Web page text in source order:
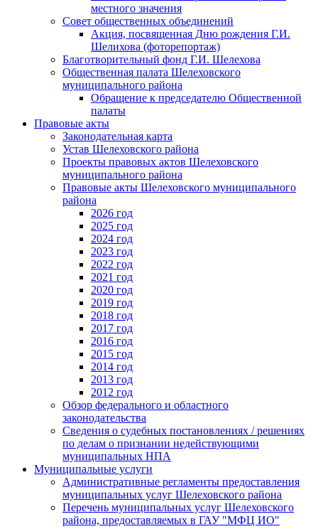
местного значения
Совет общественных объединений
Акция, посвященная Дню рождения Г.И.
Шелихова (фоторепортаж)
Благотворительный фонд Г.И. Шелехова
Общественная палата Шелеховского
муниципального района
Обращение к председателю Общественной
палаты
Правовые акты
Законодательная карта
Устав Шелеховского района
Проекты правовых актов Шелеховского
муниципального района
Правовые акты Шелеховского муниципального
района
2026 год
2025 год
2024 год
2023 год
2022 год
2021 год
2020 год
2019 год
2018 год
2017 год
2016 год
2015 год
2014 год
2013 год
2012 год
Обзор федерального и областного
законодательства
Сведения о судебных постановлениях / решениях
по делам о признании недействующими
муниципальных НПА
Муниципальные услуги
Административные регламенты предоставления
муниципальных услуг Шелеховского района
Перечень муниципальных услуг Шелеховского
района, предоставляемых в ГАУ "МФЦ ИО"